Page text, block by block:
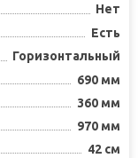
Нет
Есть
Горизонтальный
690 мм
360 мм
970 мм
42 см